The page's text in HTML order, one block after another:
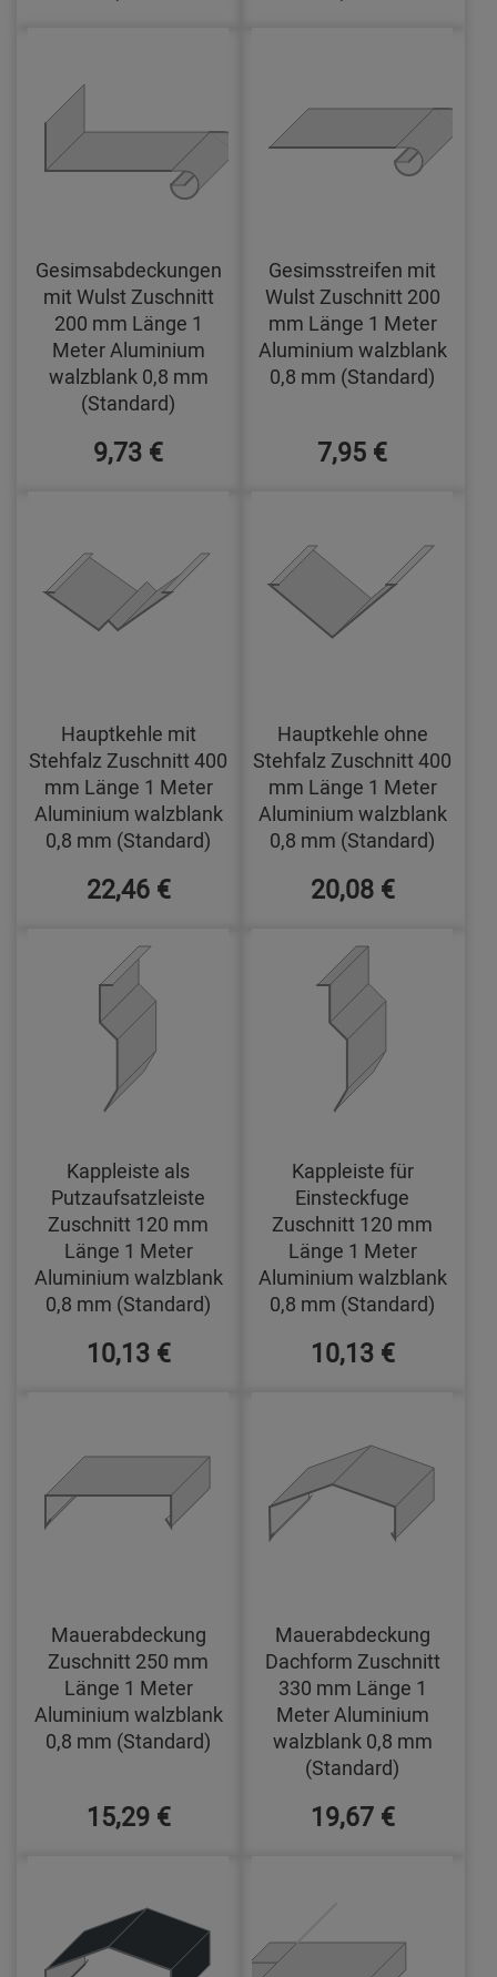
Gesimsabdeckungen
mit Wulst Zuschnitt
200 mm Länge 1
Meter Aluminium
walzblank 0,8 mm
(Standard)
9,73 €
Gesimsstreifen mit
Wulst Zuschnitt 200
mm Länge 1 Meter
Aluminium walzblank
0,8 mm (Standard)
7,95 €
Hauptkehle mit
Stehfalz Zuschnitt 400
mm Länge 1 Meter
Aluminium walzblank
0,8 mm (Standard)
22,46 €
Hauptkehle ohne
Stehfalz Zuschnitt 400
mm Länge 1 Meter
Aluminium walzblank
0,8 mm (Standard)
20,08 €
Kappleiste als
Putzaufsatzleiste
Zuschnitt 120 mm
Länge 1 Meter
Aluminium walzblank
0,8 mm (Standard)
10,13 €
Kappleiste für
Einsteckfuge
Zuschnitt 120 mm
Länge 1 Meter
Aluminium walzblank
0,8 mm (Standard)
10,13 €
Mauerabdeckung
Zuschnitt 250 mm
Länge 1 Meter
Aluminium walzblank
0,8 mm (Standard)
15,29 €
Mauerabdeckung
Dachform Zuschnitt
330 mm Länge 1
Meter Aluminium
walzblank 0,8 mm
(Standard)
19,67 €